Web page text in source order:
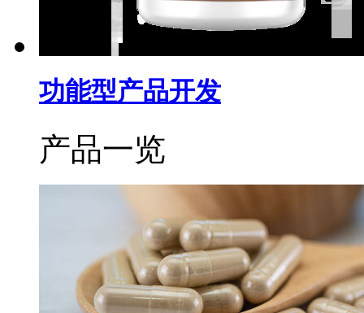
功能型产品开发
产品一览